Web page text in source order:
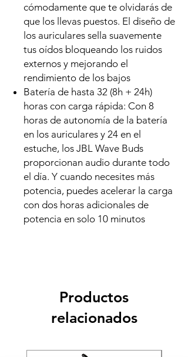
cómodamente que te olvidarás de
que los llevas puestos. El diseño de
los auriculares sella suavemente
tus oídos bloqueando los ruidos
externos y mejorando el
rendimiento de los bajos
Batería de hasta 32 (8h + 24h)
horas con carga rápida: Con 8
horas de autonomía de la batería
en los auriculares y 24 en el
estuche, los JBL Wave Buds
proporcionan audio durante todo
el día. Y cuando necesites más
potencia, puedes acelerar la carga
con dos horas adicionales de
potencia en solo 10 minutos
Productos
relacionados